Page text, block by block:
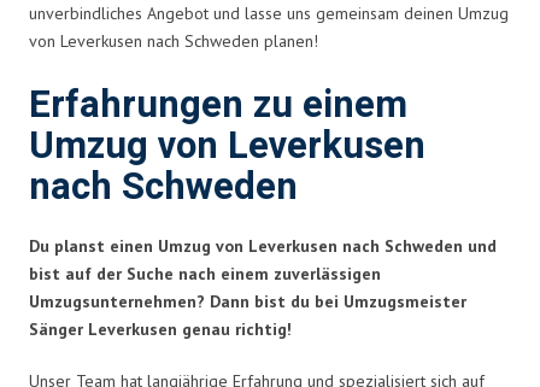
unverbindliches Angebot und lasse uns gemeinsam deinen Umzug
von Leverkusen nach Schweden planen!
Erfahrungen zu einem
Umzug von Leverkusen
nach Schweden
Du planst einen Umzug von Leverkusen nach Schweden und
bist auf der Suche nach einem zuverlässigen
Umzugsunternehmen? Dann bist du bei Umzugsmeister
Sänger Leverkusen genau richtig!
Unser Team hat langjährige Erfahrung und spezialisiert sich auf